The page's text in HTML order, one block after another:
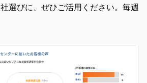
選びに、ぜひご活用ください。毎週